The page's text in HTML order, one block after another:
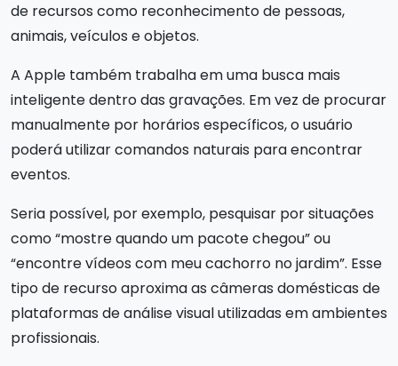
de recursos como reconhecimento de pessoas,
animais, veículos e objetos.
A Apple também trabalha em uma busca mais
inteligente dentro das gravações. Em vez de procurar
manualmente por horários específicos, o usuário
poderá utilizar comandos naturais para encontrar
eventos.
Seria possível, por exemplo, pesquisar por situações
como “mostre quando um pacote chegou” ou
“encontre vídeos com meu cachorro no jardim”. Esse
tipo de recurso aproxima as câmeras domésticas de
plataformas de análise visual utilizadas em ambientes
profissionais.